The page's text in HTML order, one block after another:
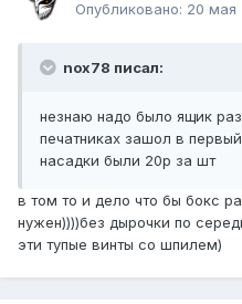
Опубликовано: 20 мая
nox78 писал:
незнаю надо было ящик
печатниках зашол в
насадки были 20р за шт
в том то и дело что бы бокс
нужен))))без дырочки по
эти тупые винты со шпилем)